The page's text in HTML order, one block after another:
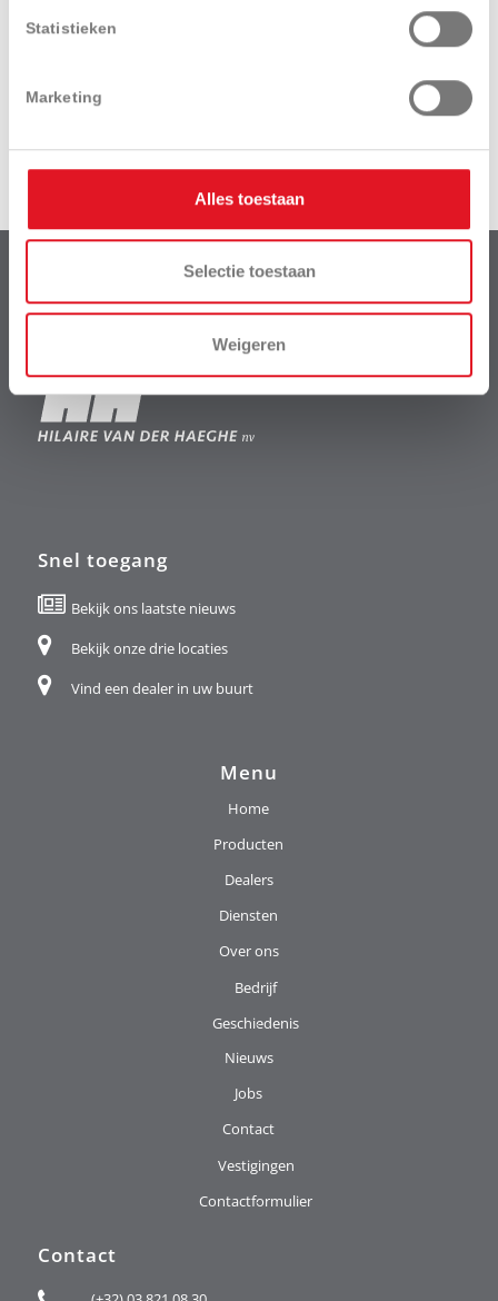
Statistieken
Marketing
Alles toestaan
Selectie toestaan
Weigeren
Download
HH Gardenmaakt als business unit deel uit van het bedrijf
Snel toegang
Bekijk ons laatste nieuws
Bekijk onze drie locaties
Vind een dealer in uw buurt
Menu
Home
Producten
Dealers
Diensten
Over ons
Bedrijf
Geschiedenis
Nieuws
Jobs
Contact
Vestigingen
Contactformulier
Contact